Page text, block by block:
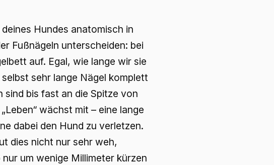
Hundes anatomisch in
Fußnägeln unterscheiden: bei
auf. Egal, wie lange wir sie
sehr lange Nägel komplett
sind bis fast an die Spitze von
wächst mit – eine lange
dabei den Hund zu verletzen.
dies nicht nur sehr weh,
um wenige Millimeter kürzen